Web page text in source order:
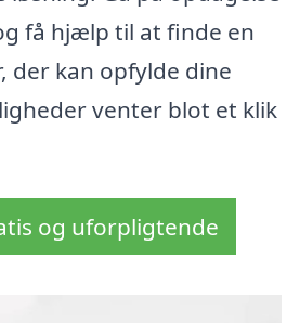
få hjælp til at finde en
der kan opfylde dine
venter blot et klik
og uforpligtende